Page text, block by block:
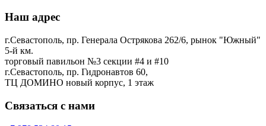
Наш адрес
г.Севастополь, пр. Генерала Острякова 262/6, рынок "Южный"
5-й км.
торговый павильон №3 секции #4 и #10
г.Севастополь, пр. Гидронавтов 60,
ТЦ ДОМИНО новый корпус, 1 этаж
Связаться с нами